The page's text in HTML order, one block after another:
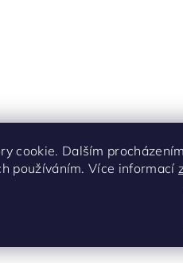
cookie. Dalším
používáním. Více informací